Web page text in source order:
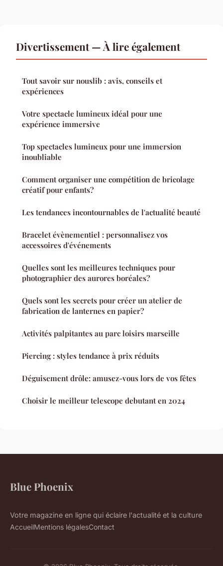
Divertissement — À lire également
Tout savoir sur nouslib : avis, conseils et
expériences
Votre spectacle lumineux idéal pour une
expérience immersive
Top spectacles lumineux pour une immersion
inoubliable
Comment organiser une compétition de bricolage
créatif pour enfants?
Les tendances incontournables de l'actualité beauté
Bracelet évènementiel : personnalisez vos
accessoires d'événements
Quelles sont les meilleures techniques pour
photographier des aurores boréales?
Quels sont les secrets pour créer un atelier de
fabrication de lanternes en papier?
Activités palpitantes au parc loisirs marseille
Piercing : styles tendance à prix réduits
Déguisement drôle: amusez-vous lors de vos fêtes
Choisir le meilleur telescope debutant en 2024
Blue Phoenix
Votre magazine en ligne qui éclaire l'actualité et la culture
AccueilMentions légalesContact